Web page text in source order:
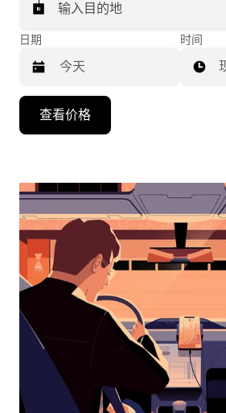
输入目的地
日期
向
头
浏
日
并
期。
时间
查看价格